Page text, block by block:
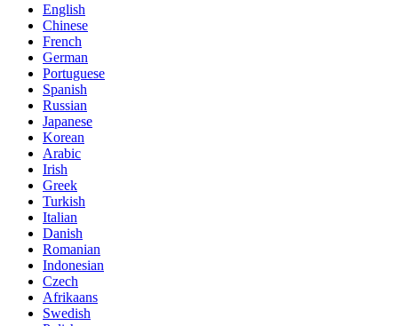
English
Chinese
French
German
Portuguese
Spanish
Russian
Japanese
Korean
Arabic
Irish
Greek
Turkish
Italian
Danish
Romanian
Indonesian
Czech
Afrikaans
Swedish